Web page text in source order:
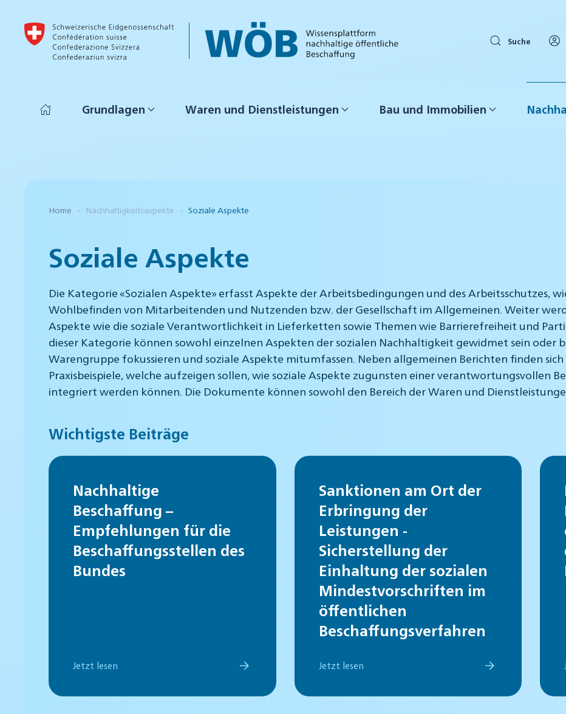
Skip to main content
Suche
Grundlagen Waren und Dienstleistungen Bau und Immobilien
Home Nachhaltigkeitsaspekte Soziale Aspekte
Soziale Aspekte
Die Kategorie «Sozialen Aspekte» erfasst Aspekte der Arbeitsbedingungen und des Arbeitsschutzes,
Wohlbefinden von Mitarbeitenden und Nutzenden bzw. der Gesellschaft im Allgemeinen. Weiter
Aspekte wie die soziale Verantwortlichkeit in Lieferketten sowie Themen wie Barrierefreiheit und
dieser Kategorie können sowohl einzelnen Aspekten der sozialen Nachhaltigkeit gewidmet sein oder
Warengruppe fokussieren und soziale Aspekte mitumfassen. Neben allgemeinen Berichten finden
Praxisbeispiele, welche aufzeigen sollen, wie soziale Aspekte zugunsten einer verantwortungsvollen
integriert werden können. Die Dokumente können sowohl den Bereich der Waren und
Wichtigste Beiträge
Nachhaltige
Beschaffung –
Empfehlungen für die
Beschaffungsstellen des
Bundes
Jetzt lesen
Sanktionen am Ort der
Erbringung der
Leistungen -
Sicherstellung der
Einhaltung der sozialen
Mindestvorschriften im
öffentlichen
Beschaffungsverfahren
Jetzt lesen